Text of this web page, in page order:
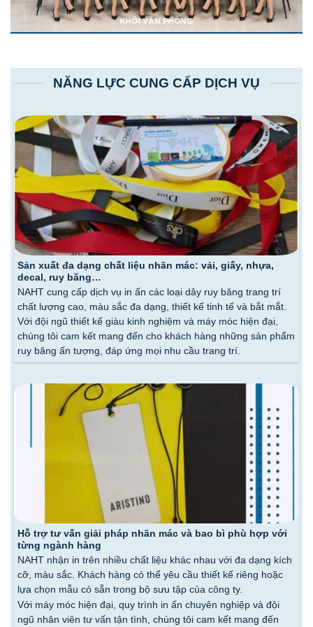
KHỐI VĂN PHÒNG
NĂNG LỰC CUNG CẤP DỊCH VỤ
Sản xuất đa dạng chất liệu nhãn mác: vải, giấy, nhựa,
decal, ruy băng…
NAHT cung cấp dịch vụ in ấn các loại dây ruy băng trang trí
chất lượng cao, màu sắc đa dạng, thiết kế tinh tế và bắt mắt.
Với đội ngũ thiết kế giàu kinh nghiệm và máy móc hiện đại,
chúng tôi cam kết mang đến cho khách hàng những sản phẩm
ruy băng ấn tượng, đáp ứng mọi nhu cầu trang trí.
Hỗ trợ tư vấn giải pháp nhãn mác và bao bì phù hợp với
từng ngành hàng
NAHT nhận in trên nhiều chất liệu khác nhau với đa dạng kích
cỡ, màu sắc. Khách hàng có thể yêu cầu thiết kế riêng hoặc
lựa chọn mẫu có sẵn trong bộ sưu tập của công ty.
Với máy móc hiện đại, quy trình in ấn chuyên nghiệp và đội
ngũ nhân viên tư vấn tận tình, chúng tôi cam kết mang đến